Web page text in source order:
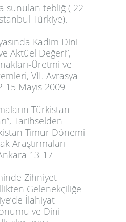
sunulan tebliğ ( 22-
Türkiye).
Kadim Dini
Aktüel Değeri”,
Üretmi ve
VII. Avrasya
15 Mayıs 2009
Türkistan
Tarihselden
Timur Dönemi
Araştırmaları
13-17
Zihniyet
Gelenekçiliğe
İlahiyat
ve Dini